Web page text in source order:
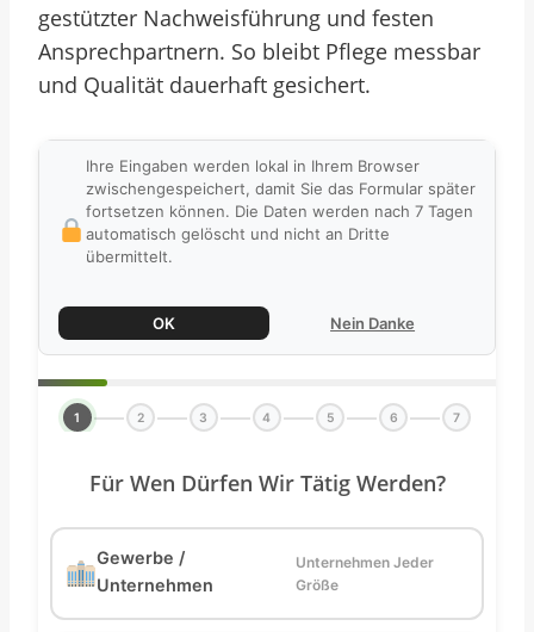
gestützter Nachweisführung und festen
Ansprechpartnern. So bleibt Pflege messbar
und Qualität dauerhaft gesichert.
Ihre Eingaben werden lokal in Ihrem Browser
zwischengespeichert, damit Sie das Formular später
fortsetzen können. Die Daten werden nach 7 Tagen
automatisch gelöscht und nicht an Dritte
übermittelt.
OK Nein Danke
1 2 3 4 5 6 7
Für Wen Dürfen Wir Tätig Werden?
Gewerbe /
Unternehmen
Unternehmen Jeder
Größe